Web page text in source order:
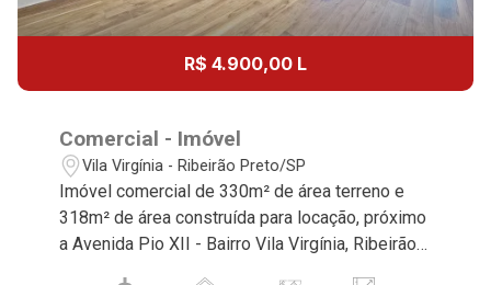
R$ 4.900,00 L
Comercial - Imóvel
Vila Virgínia - Ribeirão Preto/SP
Imóvel comercial de 330m² de área terreno e
318m² de área construída para locação, próximo
a Avenida Pio XII - Bairro Vila Virgínia, Ribeirão